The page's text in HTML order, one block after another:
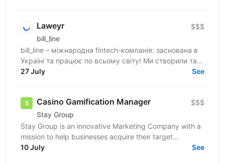
Laweyr
bill_line
$$$
bill_line – міжнародна fintech-компанія: заснована в
Україні та працює по всьому світу! Ми створили та
розвиваємо платіжну систему для будь-якого
27 July See
Casino Gamification Manager
Stay Group
$$$
Stay Group is an innovative Marketing Company with a
mission to help businesses acquire their target
customers and create top-tier solutions in the iGaming...
10 July See